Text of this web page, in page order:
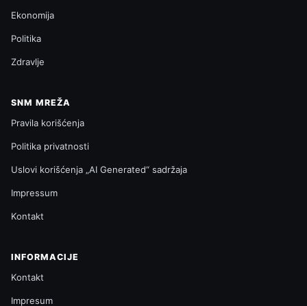
Ekonomija
Politika
Zdravlje
SNM MREŽA
Pravila korišćenja
Politika privatnosti
Uslovi korišćenja „AI Generated“ sadržaja
Impressum
Kontakt
INFORMACIJE
Kontakt
Impresum